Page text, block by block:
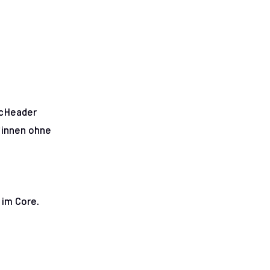
ohne
Core.